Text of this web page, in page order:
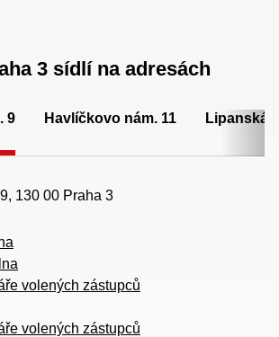
3 sídlí na adresách
9 Havlíčkovo nám. 11 Lipanská 7
130 00 Praha 3
volených zástupců
volených zástupců